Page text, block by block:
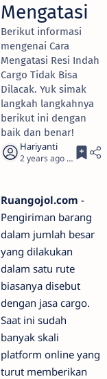
Mengatasi
Berikut informasi
mengenai Cara
Mengatasi Resi Indah
Cargo Tidak Bisa
Dilacak. Yuk simak
langkah langkahnya
berikut ini dengan
baik dan benar!
2 years ago 11
Ruangojol.com -
Pengiriman barang
dalam jumlah besar
yang dilakukan
dalam satu rute
biasanya disebut
dengan jasa cargo.
Saat ini sudah
banyak skali
platform online yang
turut memberikan